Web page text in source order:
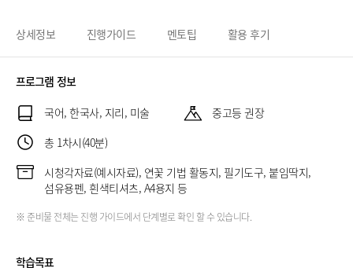
상세정보 진행가이드 멘토팁 활용 후기
프로그램 정보
국어, 한국사, 지리, 미술
중고등 권장
총 1차시(40분)
시청각자료(예시자료), 연꽃 기법 활동지, 필기도구, 붙임딱지,
섬유용펜, 흰색티셔츠, A4용지 등
※ 준비물 전체는 진행 가이드에서 단계별로 확인 할 수 있습니다.
학습목표